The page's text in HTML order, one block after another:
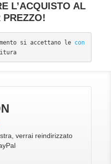
L’ACQUISTO AL
si accettano le con
verrai reindirizzato